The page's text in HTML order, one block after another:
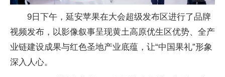
9日下午，延安苹果在大会超级发布区进行了品牌
视频发布，以影像叙事呈现黄土高原优生区优势、全产
业链建设成果与红色圣地产业底蕴，让“中国果礼”形象
深入人心。